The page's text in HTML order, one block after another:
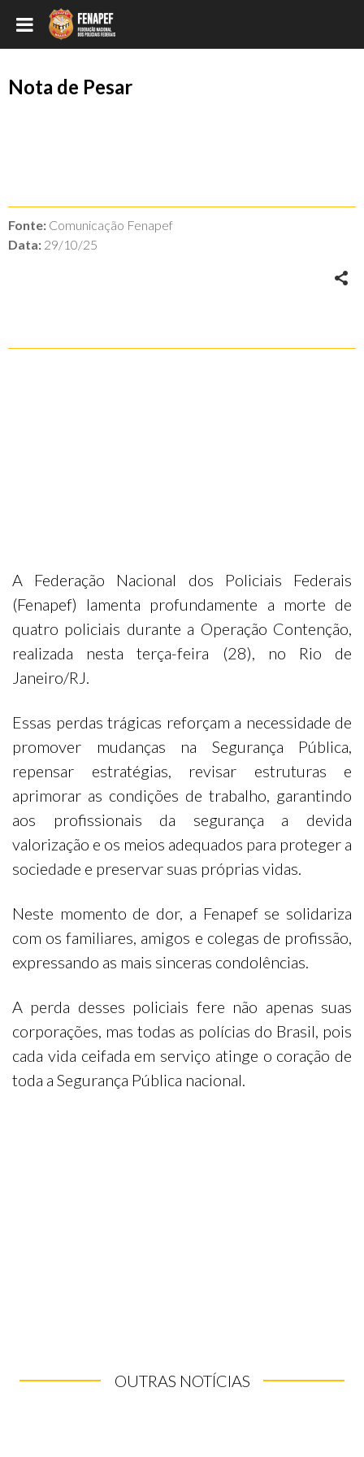
Nota de Pesar
Fonte: Comunicação Fenapef
Data: 29/10/25
A Federação Nacional dos Policiais Federais
(Fenapef) lamenta profundamente a morte de
quatro policiais durante a Operação Contenção,
realizada nesta terça-feira (28), no Rio de
Janeiro/RJ.
Essas perdas trágicas reforçam a necessidade de
promover mudanças na Segurança Pública,
repensar estratégias, revisar estruturas e
aprimorar as condições de trabalho, garantindo
aos profissionais da segurança a devida
valorização e os meios adequados para proteger a
sociedade e preservar suas próprias vidas.
Neste momento de dor, a Fenapef se solidariza
com os familiares, amigos e colegas de profissão,
expressando as mais sinceras condolências.
A perda desses policiais fere não apenas suas
corporações, mas todas as polícias do Brasil, pois
cada vida ceifada em serviço atinge o coração de
toda a Segurança Pública nacional.
OUTRAS NOTÍCIAS